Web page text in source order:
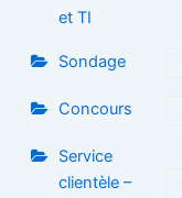
et TI
Sondage
Concours
Service
clientèle –